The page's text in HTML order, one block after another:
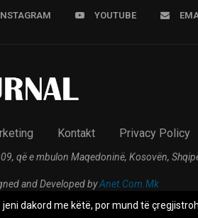
YOUTUBE
Kontakt Privacy Policy
që e mbulon Maqedoninë, Kosovën,
and Developed byAnet.Com.Mk
dakord me këtë, por mund të